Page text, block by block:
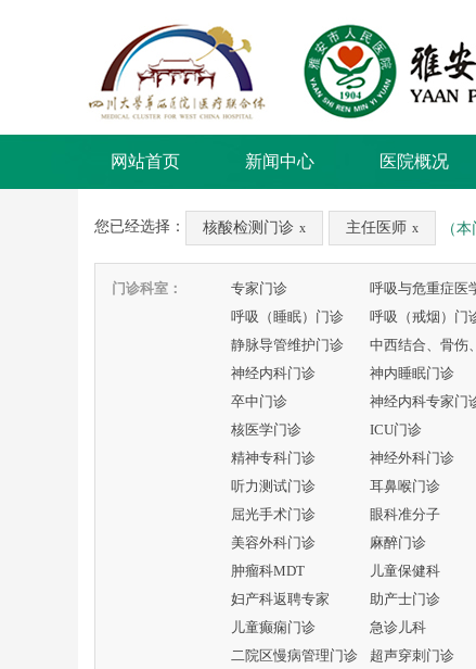
网站首页 新闻中心 医院概况
您已经选择： 核酸检测门诊 x 主任医师 x （
门诊科室： 专家门诊
呼吸（睡眠）门诊
呼吸（戒烟）门
静脉导管维护门诊
神经内科门诊
神内睡眠门诊
卒中门诊
神经内科专家门
核医学门诊
ICU门诊
精神专科门诊
神经外科门诊
听力测试门诊
耳鼻喉门诊
屈光手术门诊
眼科准分子
美容外科门诊
麻醉门诊
肿瘤科MDT
儿童保健科
妇产科返聘专家
助产士门诊
儿童癫痫门诊
急诊儿科
二院区慢病管理门诊
超声穿刺门诊